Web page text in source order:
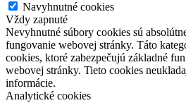
Navyhnutné cookies
Vždy zapnuté
Nevyhnutné súbory cookies sú
fungovanie webovej stránky. Táto
cookies, ktoré zabezpečujú základné
webovej stránky. Tieto cookies
informácie.
Analytické cookies